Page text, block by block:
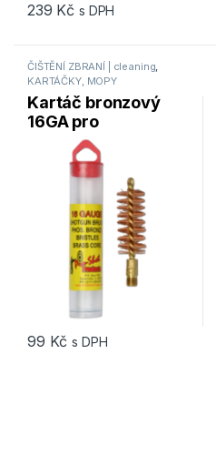
239 Kč s DPH
ČIŠTĚNÍ ZBRANÍ | cleaning,
KARTÁČKY, MOPY
Kartáč bronzový
16GA pro
brokovnice Pro-
Shot Products 16S
99 Kč s DPH